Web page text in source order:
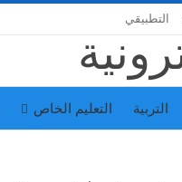
التطبيقي
التربية التعليم الخاص